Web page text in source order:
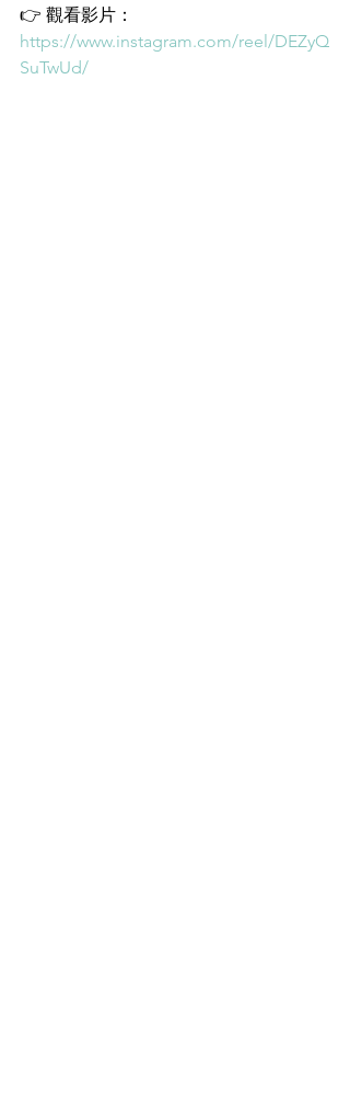
👉 觀看影片：
https://www.instagram.com/reel/DEZyQ
SuTwUd/